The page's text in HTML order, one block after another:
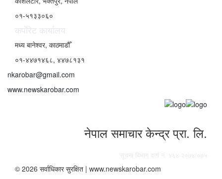
०१-५१३३०६०
कर्पाेरेट कार्यालय
मध्य बानेश्वर, काठमाडौँ
०१-४४७१४६८, ४४७८१३१
nkarobar@gmail.com
www.newskarobar.com
नेपाल समाचार केन्द्र प्रा. लि.
सूचना बिभाग दर्ता नं. ४६४-२०७४/०७५
© 2026 सर्वाधिकार सुरक्षित | www.newskarobar.com